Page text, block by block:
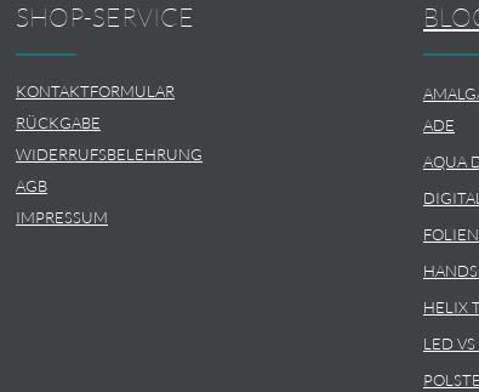
SHOP-SERVICE
KONTAKTFORMULAR
RÜCKGABE
WIDERRUFSBELEHRUNG
AGB
IMPRESSUM
ADE
AQUA
HELIX
LED